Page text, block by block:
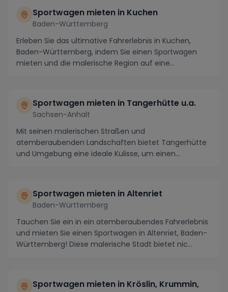
Sportwagen mieten in Kuchen
Baden-Württemberg
Erleben Sie das ultimative Fahrerlebnis in Kuchen,
Baden-Württemberg, indem Sie einen Sportwagen
mieten und die malerische Region auf eine
Sportwagen mieten in Tangerhütte u.a.
Sachsen-Anhalt
Mit seinen malerischen Straßen und
atemberaubenden Landschaften bietet Tangerhütte
und Umgebung eine ideale Kulisse, um einen
Sportwagen mieten in Altenriet
Baden-Württemberg
Tauchen Sie ein in ein atemberaubendes Fahrerlebnis
und mieten Sie einen Sportwagen in Altenriet, Baden-
Württemberg! Diese malerische Stadt bietet nic...
Sportwagen mieten in Kröslin, Krummin,